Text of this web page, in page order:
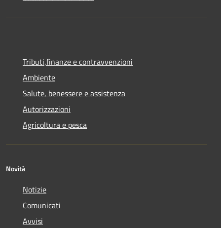
Tributi,finanze e contravvenzioni
Ambiente
Salute, benessere e assistenza
Autorizzazioni
Agricoltura e pesca
Novità
Notizie
Comunicati
Avvisi